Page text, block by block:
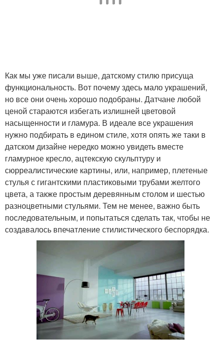
Как мы уже писали выше, датскому стилю присуща
функциональность. Вот почему здесь мало украшений,
но все они очень хорошо подобраны. Датчане любой
ценой стараются избегать излишней цветовой
насыщенности и гламура. В идеале все украшения
нужно подбирать в едином стиле, хотя опять же таки в
датском дизайне нередко можно увидеть вместе
гламурное кресло, ацтекскую скульптуру и
сюрреалистические картины, или, например, плетеные
стулья с гигантскими пластиковыми трубами желтого
цвета, а также простым деревянным столом и шестью
разноцветными стульями. Тем не менее, важно быть
последовательным, и попытаться сделать так, чтобы не
создавалось впечатление стилистического беспорядка.